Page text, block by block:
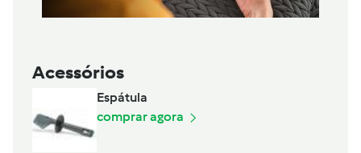
Acessórios
Espátula
comprar agora